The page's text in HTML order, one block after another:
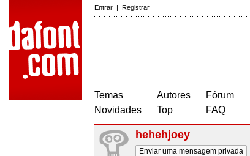
Entrar | Registrar
Temas
Novidades
Autores
Top
Fórum
FAQ
hehehjoey
Enviar uma mensagem privada